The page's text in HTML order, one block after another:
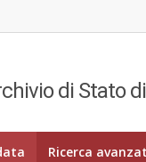
di Stato
Ricerca